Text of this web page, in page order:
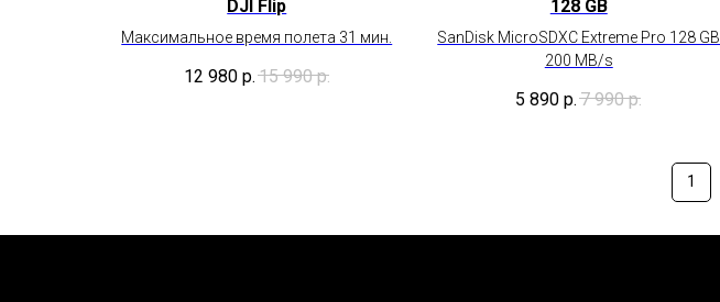
DJI Flip
Максимальное время полета 31 мин.
12 980 р.15 990 р.
128 GB
SanDisk MicroSDXC Extreme Pro 128 GB
200 MB/s
5 890 р. 7 990 р.
1